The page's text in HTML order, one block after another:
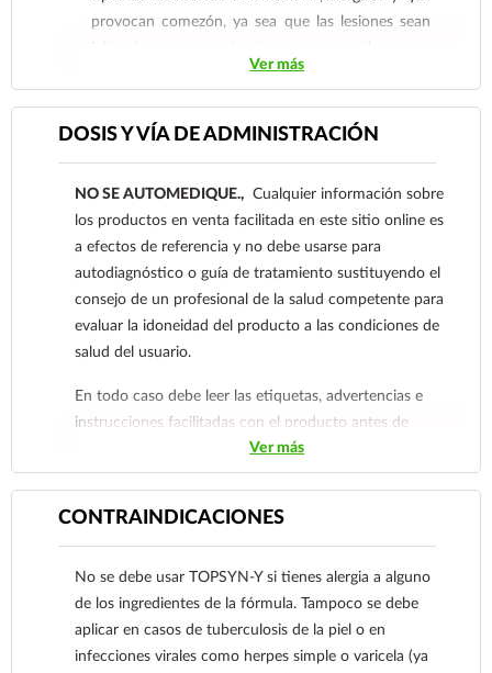
provocan comezón, ya sea que las lesiones sean
húmedas o secas, y tanto en casos agudos como
numular (eccema en forma de monedas), liquen
dermatitis por contacto y dermatitis seborreica
severa.
También se utiliza cuando las lesiones están
infectadas, como en casos de dermatitis por
contacto e impetiginizadas, escabiasis
impetiginizadas (sarna con infección secundaria),
donde haya infección por hongos como factor
principal.
Ver más
DOSIS Y VÍA DE ADMINISTRACIÓN
NO SE AUTOMEDIQUE., Cualquier información sobre
los productos en venta facilitada en este sitio online es
a efectos de referencia y no debe usarse para
autodiagnóstico o guía de tratamiento sustituyendo el
consejo de un profesional de la salud competente para
evaluar la idoneidad del producto a las condiciones de
salud del usuario.
En todo caso debe leer las etiquetas, advertencias e
instrucciones facilitadas con el producto antes de
consumirlo. Contacte a su médico de inmediato si
sospecha que tiene un problema de salud.
Ver más
CONTRAINDICACIONES
No se debe usar TOPSYN-Y si tienes alergia a alguno
de los ingredientes de la fórmula. Tampoco se debe
aplicar en casos de tuberculosis de la piel o en
infecciones virales como herpes simple o varicela (ya